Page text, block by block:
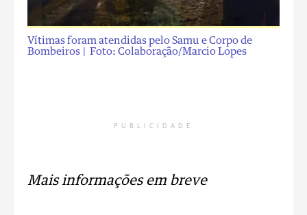
Vítimas foram atendidas pelo Samu e Corpo de
Bombeiros
| Foto: Colaboração/Marcio Lopes
PUBLICIDADE
Mais informações em breve